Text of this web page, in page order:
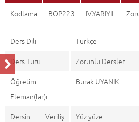
Kodlama BOP223 IV.YARIYIL
Ders Dili
Türkçe
Ders Türü
Zorunlu Dersler
Öğretim
Eleman(lar)ı
Burak UYANIK
Dersin Veriliş
Yüz yüze